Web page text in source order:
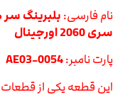
نام فارسی: بلبرینگ
سری 2060 اورجینال
پارت نامبر:
این قطعه یکی از